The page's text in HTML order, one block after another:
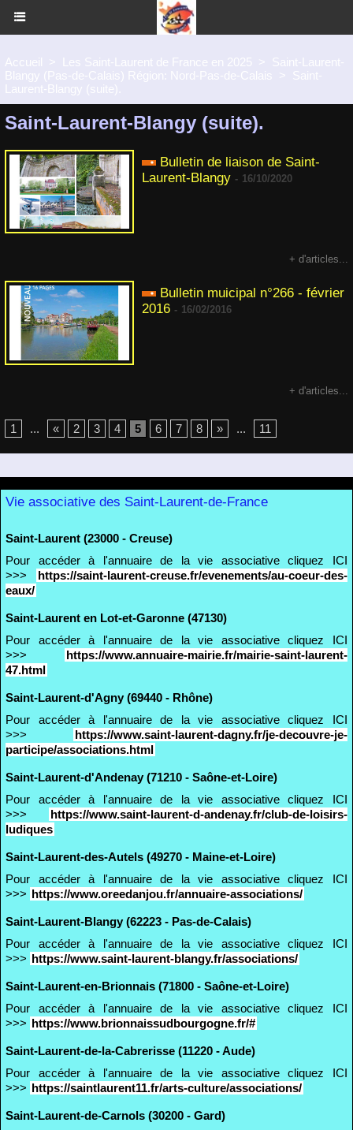
Saint-Laurent-Blangy (suite).
Bulletin de liaison de Saint-
Laurent-Blangy - 16/10/2020
+ d'articles...
Bulletin muicipal n°266 - février
2016 - 16/02/2016
+ d'articles...
1 ... « 2 3 4 5 6 7 8 » ... 11
Vie associative des Saint-Laurent-de-France
Saint-Laurent (23000 - Creuse)
Pour accéder à l'annuaire de la vie associative cliquez ICI
>>>
https://saint-laurent-creuse.fr/evenements/au-coeur-des-
eaux/
Saint-Laurent en Lot-et-Garonne (47130)
Pour accéder à l'annuaire de la vie associative cliquez ICI
>>>
https://www.annuaire-mairie.fr/mairie-saint-laurent-
47.html
Saint-Laurent-d'Agny (69440 - Rhône)
Pour accéder à l'annuaire de la vie associative cliquez ICI
>>>
https://www.saint-laurent-dagny.fr/je-decouvre-je-
participe/associations.html
Saint-Laurent-d'Andenay (71210 - Saône-et-Loire)
Pour accéder à l'annuaire de la vie associative cliquez ICI
>>>
https://www.saint-laurent-d-andenay.fr/club-de-loisirs-
ludiques
Saint-Laurent-des-Autels (49270 - Maine-et-Loire)
Pour accéder à l'annuaire de la vie associative cliquez ICI
>>> https://www.oreedanjou.fr/annuaire-associations/
Saint-Laurent-Blangy (62223 - Pas-de-Calais)
Pour accéder à l'annuaire de la vie associative cliquez ICI
>>> https://www.saint-laurent-blangy.fr/associations/
Saint-Laurent-en-Brionnais (71800 - Saône-et-Loire)
Pour accéder à l'annuaire de la vie associative cliquez ICI
>>> https://www.brionnaissudbourgogne.fr/#
Saint-Laurent-de-la-Cabrerisse (11220 - Aude)
Pour accéder à l'annuaire de la vie associative cliquez ICI
>>> https://saintlaurent11.fr/arts-culture/associations/
Saint-Laurent-de-Carnols (30200 - Gard)